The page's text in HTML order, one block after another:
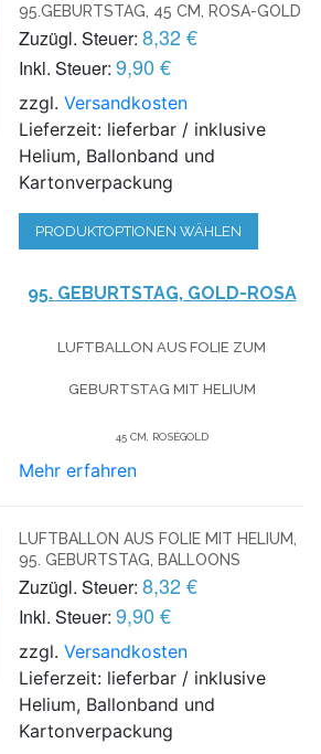
95.GEBURTSTAG, 45 CM, ROSA-GOLD
Zuzügl. Steuer: 8,32 €
Inkl. Steuer: 9,90 €
zzgl.Versandkosten
Lieferzeit: lieferbar / inklusive
Helium, Ballonband und
Kartonverpackung
PRODUKTOPTIONEN WÄHLEN
95. GEBURTSTAG, GOLD-ROSA
LUFTBALLON AUS FOLIE ZUM
GEBURTSTAG MIT HELIUM
45 CM, ROSÉGOLD
Mehr erfahren
LUFTBALLON AUS FOLIE MIT HELIUM,
95. GEBURTSTAG, BALLOONS
Zuzügl. Steuer: 8,32 €
Inkl. Steuer: 9,90 €
zzgl.Versandkosten
Lieferzeit: lieferbar / inklusive
Helium, Ballonband und
Kartonverpackung